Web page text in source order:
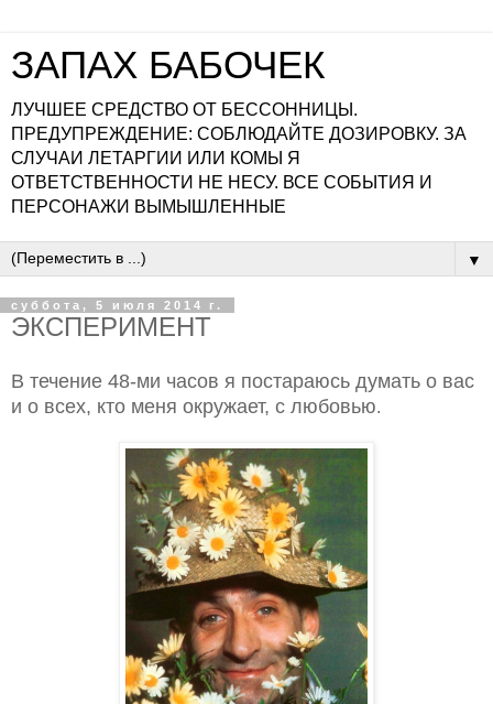
ЗАПАХ БАБОЧЕК
ЛУЧШЕЕ СРЕДСТВО ОТ БЕССОННИЦЫ.
ПРЕДУПРЕЖДЕНИЕ: СОБЛЮДАЙТЕ ДОЗИРОВКУ. ЗА
СЛУЧАИ ЛЕТАРГИИ ИЛИ КОМЫ Я
ОТВЕТСТВЕННОСТИ НЕ НЕСУ. ВСЕ СОБЫТИЯ И
ПЕРСОНАЖИ ВЫМЫШЛЕННЫЕ
▼
суббота, 5 июля 2014 г.
ЭКСПЕРИМЕНТ
В течение 48-ми часов я постараюсь думать о вас
и о всех, кто меня окружает, с любовью.